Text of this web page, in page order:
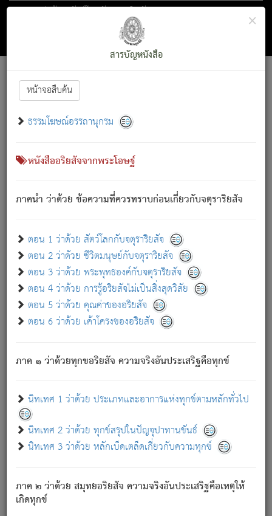
ตอน 1 ว่าด้วย สัตว์โลกกับจตุราริยสัจ
สารบัญ×
สารบัญหนังสือ
หน้าจอสืบค้น
ธรรมโฆษณ์อรรถานุกรม
หนังสืออริยสัจจากพระโอษฐ์
ภาคนำ ว่าด้วย ข้อความที่ควรทราบก่อนเกี่ยวกับจตุราริยสัจ
ตอน 1 ว่าด้วย สัตว์โลกกับจตุราริยสัจ
ตอน 2 ว่าด้วย ชีวิตมนุษย์กับจตุราริยสัจ
ตอน 3 ว่าด้วย พระพุทธองค์กับจตุราริยสัจ
ตอน 4 ว่าด้วย การรู้อริยสัจไม่เป็นสิ่งสุดวิสัย
ตอน 5 ว่าด้วย คุณค่าของอริยสัจ
ตอน 6 ว่าด้วย เค้าโครงของอริยสัจ
ภาค ๑ ว่าด้วยทุกขอริยสัจ ความจริงอันประเสริฐคือทุกข์
นิทเทศ 1 ว่าด้วย ประเภทและอาการแห่งทุกข์ตามหลักทั่วไป
นิทเทศ 2 ว่าด้วย ทุกข์สรุปในปัญจุปาทานขันธ์
นิทเทศ 3 ว่าด้วย หลักเบ็ดเตล็ดเกี่ยวกับความทุกข์
ภาค ๒ ว่าด้วย สมุทยอริยสัจ ความจริงอันประเสริฐคือเหตุให้
เกิดทุกข์
Font :15 ]||
สัตว์โลกนี้ เกิดความเดือดร้อนแล้ว มีผัสสะบังหน้า
เขาสำคัญสิ่งใด โดยความเป็นประการใด แต่สิ่งนั้นย่อมเป็น
(ตามที่เป็นจริง) โดยประการอื่นจากที่เขาสำคัญนั้น
สัตว์โลกติดข้องอยู่ในภพ ถูกภพบังหน้าแล้ว มีภพโดยความ
เป็นอย่างอื่น (จากที่มันเป็นอยู่จริง) จึงได้เพลิดเพลินยิ่งนักในภพ
เขาเพลิดเพลินยิ่งนักในสิ่งใด สิ่งนั้นเป็นภัย (ที่เขาไม่รู้จัก)
เขากลัวต่อสิ่งใดสิ่งนั้นเป็นทุกข์
พรหมจรรย์นี้ อันบุคคลย่อมประพฤติ ก็เพื่อการละขาดซึ่ง
ภพ.
สมณะหรือพราหมณ์เหล่าใด กล่าวความหลุดพ้นจากภพว่า
มีได้เพราะภพ เรากล่าวว่า สมณะหรือพราหมณ์ทั้งปวงนั้น
มิใช่ผู้หลดพ้นจากภพ.
ภพ ว่ามีได้เพราะวิภพ[2]: เรากล่าวว่า สมณะหรือพราหมณ์ทั้ง
ปวงนั้น ก็ยังสลัดภพออกไปไม่ได้.
ก็ทุกข์นี้มีขึ้น เพราะอาศัยซึ่งอุปธิทั้งปวง.
เพราะความสิ้นไปแห่งอุปาทานทั้งปวง ความเกิดขึ้นแห่ง
ทุกข์จึงไม่มี.
ท่านจงดูโลกนี้เถิด (จะเห็นว่า) สัตว์ทั้งหลายอันอวิชาหนา
แน่นบังหนาแล้ว; และว่า สัตว์ผู้ยินดีในภพอันเป็นแล้วนั้น ย่อม
อันเป็นไปในที่หรือเวลาทั้งปวง[3]เพื่อความมีแห่งประโยชน์โดย
ประการทั้งปวง; ภพทั้งหลายทั้งหมดนั้น ไม่เที่ยง เป็นทุกข์ มี
ความแปรปรวนเป็นธรรมดา.